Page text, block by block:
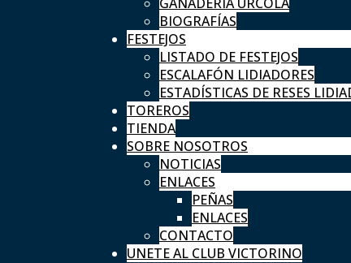
BIOGRAFÍAS
FESTEJOS
LISTADO DE FESTEJOS
ESCALAFÓN LIDIADORES
ESTADÍSTICAS DE RESES
TOREROS
TIENDA
SOBRE NOSOTROS
NOTICIAS
ENLACES
PEÑAS
ENLACES
CONTACTO
UNETE AL CLUB VICTORINO